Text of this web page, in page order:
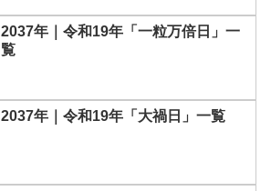
2037年｜令和19年「一粒万倍日」一
覧
2037年｜令和19年「大禍日」一覧